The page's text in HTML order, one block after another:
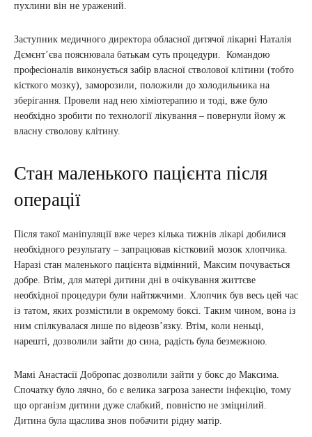
пухлини він не уражений.
Заступник медичного директора обласної дитячої лікарні Наталія
Дємєнт’єва пояснювала батькам суть процедури. Командою
професіоналів виконується забір власної стволової клітини (тобто
кісткого мозку), заморозили, положили до холодильника на
зберігання. Провели над нею хіміотерапию и тоді, вже було
необхідно зробити по технології лікування – повернули йому ж
власну стволову клітину.
Стан маленького пацієнта після
операції
Після такої маніпуляції вже через кілька тижнів лікарі добилися
необхідного результату – запрацював кістковий мозок хлопчика.
Наразі стан маленького пацієнта відмінний, Максим почувається
добре. Втім, для матері дитини дні в очікування життєве
необхідної процедури були найтяжчими. Хлопчик був весь цей час
із татом, яких розмістили в окремому боксі. Таким чином, вона із
ним спілкувалася лише по відеозв’язку. Втім, коли неньці,
нарешті, дозволили зайти до сина, радість була безмежною.
Мамі Анастасії Добропас дозволили зайти у бокс до Максима.
Спочатку було лячно, бо є велика загроза занести інфекцію, тому
що організм дитини дуже слабкий, повністю не зміцнілий.
Дитина була щаслива знов побачити рідну матір.